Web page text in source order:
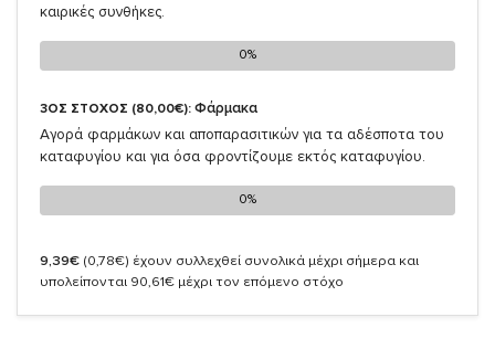
καιρικές συνθήκες.
0%
0%
3ΟΣ ΣΤΟΧΟΣ (80,00€): Φάρμακα
Αγορά φαρμάκων και αποπαρασιτικών για τα αδέσποτα του
καταφυγίου και για όσα φροντίζουμε εκτός καταφυγίου.
0%
0%
9,39€ (0,78€) έχουν συλλεχθεί συνολικά μέχρι σήμερα και
υπολείπονται 90,61€ μέχρι τον επόμενο στόχο